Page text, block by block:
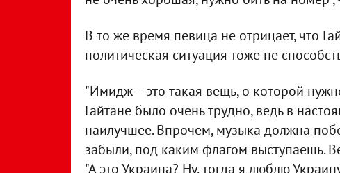
В то же время певица не отрицает, что
политическая ситуация тоже не
"Имидж – это такая вещь, о которой
Гайтане было очень трудно, ведь в
наилучшее. Впрочем, музыка должна
забыли, под каким флагом выступаешь.
"А это Украина? Ну, тогда я люблю